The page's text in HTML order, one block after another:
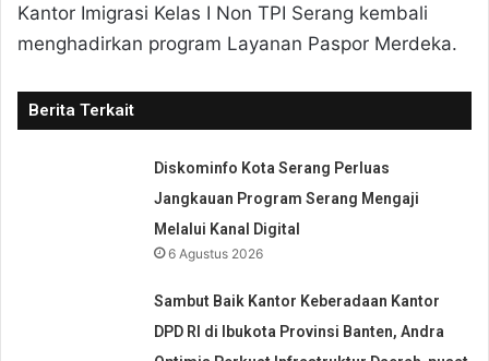
Kantor Imigrasi Kelas I Non TPI Serang kembali
menghadirkan program Layanan Paspor Merdeka.
Berita Terkait
Diskominfo Kota Serang Perluas
Jangkauan Program Serang Mengaji
Melalui Kanal Digital
6 Agustus 2026
Sambut Baik Kantor Keberadaan Kantor
DPD RI di Ibukota Provinsi Banten, Andra